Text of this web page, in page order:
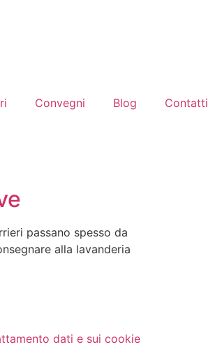
Convegni Blog Contatti
passano spesso da
alla lavanderia
dati e sui cookie